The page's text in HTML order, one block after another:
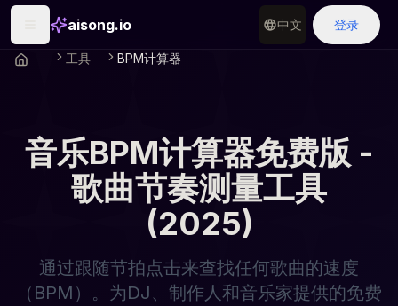
aisong.io 中文 登录
工具 BPM计算器
音乐BPM计算器免费版 -
歌曲节奏测量工具
(2025)
通过跟随节拍点击来查找任何歌曲的速度
（BPM）。为DJ、制作人和音乐家提供的免费